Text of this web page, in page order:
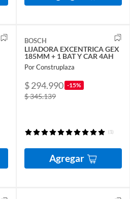
BOSCH
LIJADORA EXCENTRICA GEX
185MM + 1 BAT Y CAR 4AH
Por Construplaza
$ 294.990 -15%
$ 345.139
(1)
Agregar